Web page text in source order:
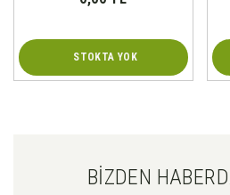
STOKTA YOK
BİZDEN